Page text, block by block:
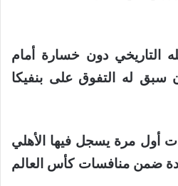
التاريخي دون خسارة أمام
أن سبق له التفوق على بنفيكا
أول مرة يسجل فيها الأهلي
ضمن منافسات كأس العالم